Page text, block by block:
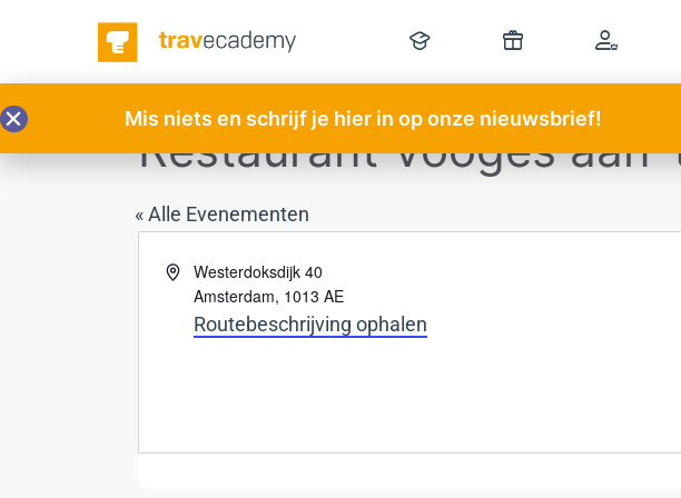
Restaurant Vooges aan
« Alle Evenementen
AdresWesterdoksdijk 40
Amsterdam, 1013 AE
Routebeschrijving ophalen
Mis niets en schrijf je hier in op onze nieuwsbrief!